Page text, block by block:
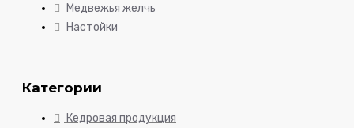
Медвежья желчь
Настойки
Категории
Кедровая продукция